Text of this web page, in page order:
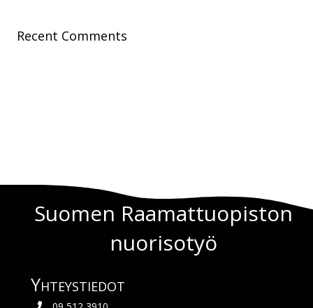
Recent Comments
Suomen Raamattuopiston
nuorisotyö
Yhteys­tiedot